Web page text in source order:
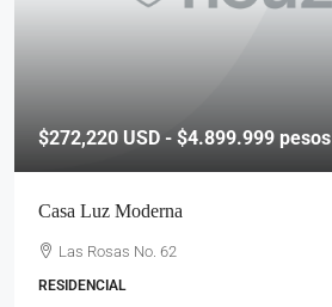
$272,220 USD - $4.899.999 pesos
Casa Luz Moderna
Las Rosas No. 62
RESIDENCIAL